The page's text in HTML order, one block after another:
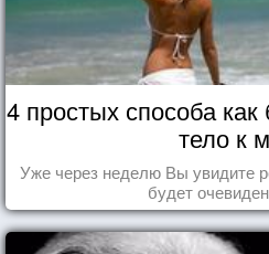
4 простых способа как
тело к
Уже через неделю Вы увидите
будет